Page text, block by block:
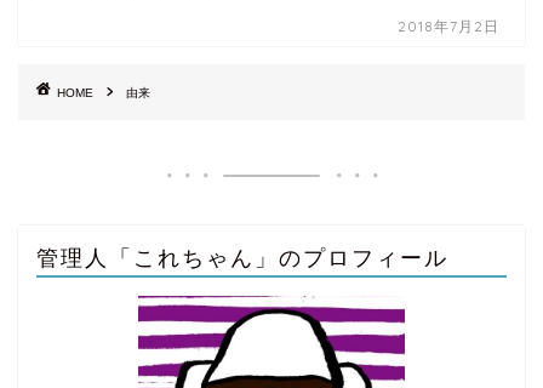
2018年7月2日
HOME 由来
管理人「これちゃん」のプロフィール